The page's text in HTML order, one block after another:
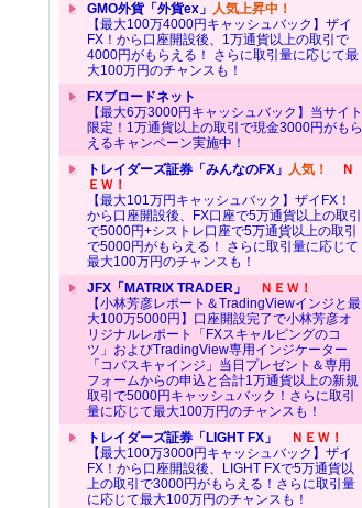
GMO外貨「外貨ex」 人気上昇中！
【最大100万4000円キャッシュバック】ザイ
FX！から口座開設後、1万通貨以上の取引で
4000円がもらえる！ さらに取引量に応じて最
大100万円のチャンスも！
FXブロードネット
【最大6万3000円キャッシュバック】当サイト
限定！1万通貨以上の取引で現金3000円がもら
えるキャンペーン実施中！
トレイダーズ証券「みんなのFX」 人気！
Ｎ
ＥＷ！
【最大101万円キャッシュバック】ザイFX！
から口座開設後、FX口座で5万通貨以上の取引
で5000円+シストレ口座で5万通貨以上の取引
で5000円がもらえる！ さらに取引量に応じて
最大100万円のチャンスも！
JFX「MATRIX TRADER」
ＮＥＷ！
【小林芳彦レポート＆TradingViewインジと最
大100万5000円】口座開設完了で小林芳彦オ
リジナルレポート「FXスキャルピングのコ
ツ」およびTradingView専用インジケーター
「コバスキャインジ」当日プレゼント＆専用
フォームからの申込と合計1万通貨以上の新規
取引で5000円キャッシュバック！さらに取引
量に応じて最大100万円のチャンスも！
トレイダーズ証券「LIGHT FX」
ＮＥＷ！
【最大100万3000円キャッシュバック】ザイ
FX！から口座開設後、LIGHT FXで5万通貨以
上の取引で3000円がもらえる！さらに取引量
に応じて最大100万円のチャンスも！